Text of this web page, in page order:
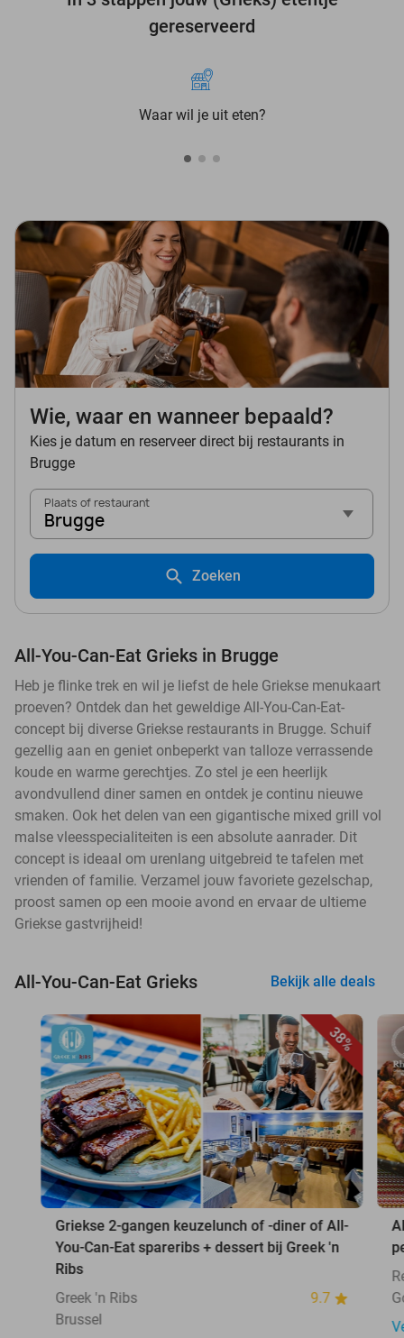
gereserveerd
Waar wil je uit eten?
Wie, waar en wanneer bepaald?
Kies je datum en reserveer direct bij restaurants in
Brugge
Plaats of restaurant
Brugge
Zoeken
All-You-Can-Eat Grieks in Brugge
Heb je flinke trek en wil je liefst de hele Griekse menukaart
proeven? Ontdek dan het geweldige All-You-Can-Eat-
concept bij diverse Griekse restaurants in Brugge. Schuif
gezellig aan en geniet onbeperkt van talloze verrassende
koude en warme gerechtjes. Zo stel je een heerlijk
avondvullend diner samen en ontdek je continu nieuwe
smaken. Ook het delen van een gigantische mixed grill vol
malse vleesspecialiteiten is een absolute aanrader. Dit
concept is ideaal om urenlang uitgebreid te tafelen met
vrienden of familie. Verzamel jouw favoriete gezelschap,
proost samen op een mooie avond en ervaar de ultieme
Griekse gastvrijheid!
All-You-Can-Eat Grieks Bekijk alle deals
38%
Griekse 2-gangen keuzelunch of -diner of All-
You-Can-Eat spareribs + dessert bij Greek 'n
Ribs
Greek 'n Ribs
9.7
Brussel